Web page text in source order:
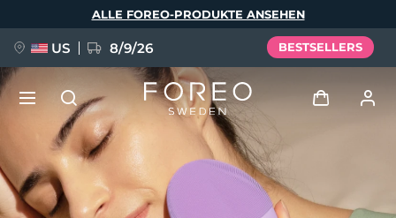
ALLE FOREO-PRODUKTE ANSEHEN
US 8/9/26 BESTSELLERS
Benutzerkonto
NEU
BREAKING NEWS
Sprache